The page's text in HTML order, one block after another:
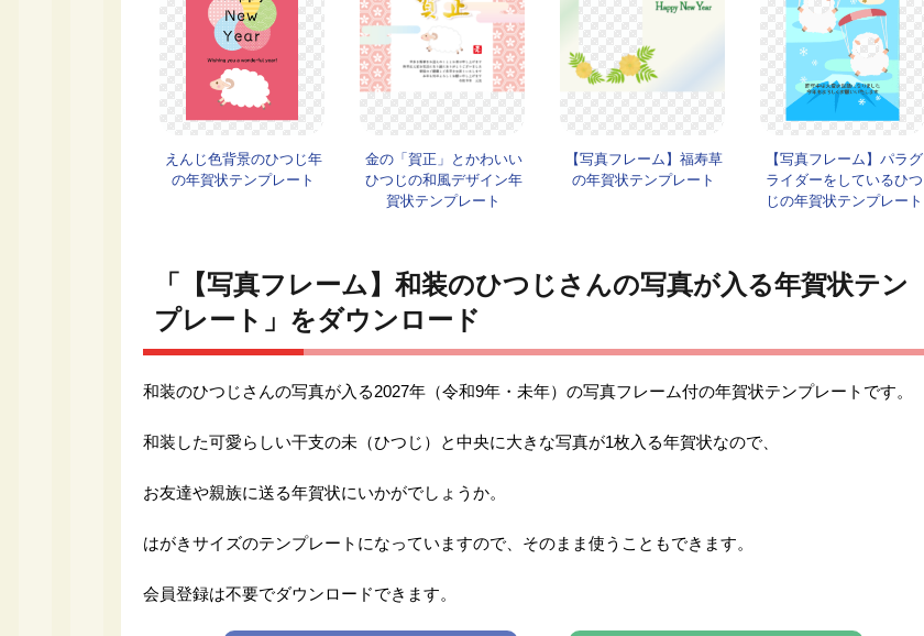
えんじ色背景のひつじ年
の年賀状テンプレート
金の「賀正」とかわいい
ひつじの和風デザイン年
賀状テンプレート
【写真フレーム】福寿草
の年賀状テンプレート
【写真フレーム】パラグ
ライダーをしているひつ
じの年賀状テンプレート
「【写真フレーム】和装のひつじさんの写真が入る年賀状テン
プレート」をダウンロード
和装のひつじさんの写真が入る2027年（令和9年・未年）の写真フレーム付の年賀状テンプレートです。
和装した可愛らしい干支の未（ひつじ）と中央に大きな写真が1枚入る年賀状なので、
お友達や親族に送る年賀状にいかがでしょうか。
はがきサイズのテンプレートになっていますので、そのまま使うこともできます。
会員登録は不要でダウンロードできます。